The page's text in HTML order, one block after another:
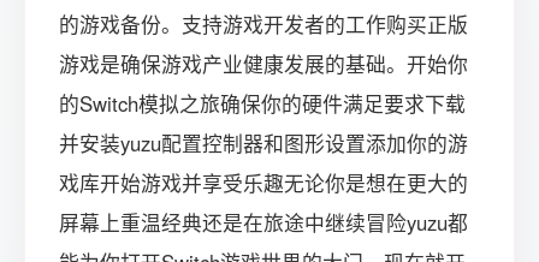
的游戏备份。支持游戏开发者的工作购买正版
游戏是确保游戏产业健康发展的基础。开始你
的Switch模拟之旅确保你的硬件满足要求下载
并安装yuzu配置控制器和图形设置添加你的游
戏库开始游戏并享受乐趣无论你是想在更大的
屏幕上重温经典还是在旅途中继续冒险yuzu都